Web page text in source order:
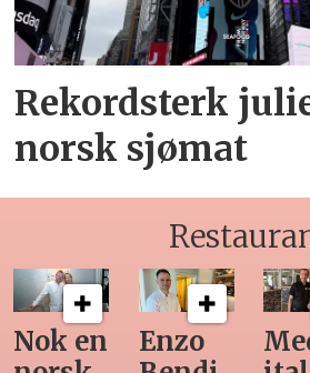
Rekordsterk
norsk sjømat
Med
Huset
Ny